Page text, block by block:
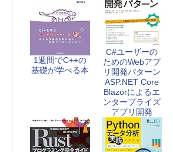
1週間でC++の
基礎が学べる本
C#ユーザーの
ためのWebアプ
リ開発パターン
ASP.NET Core
Blazorによるエ
ンタープライズ
アプリ開発